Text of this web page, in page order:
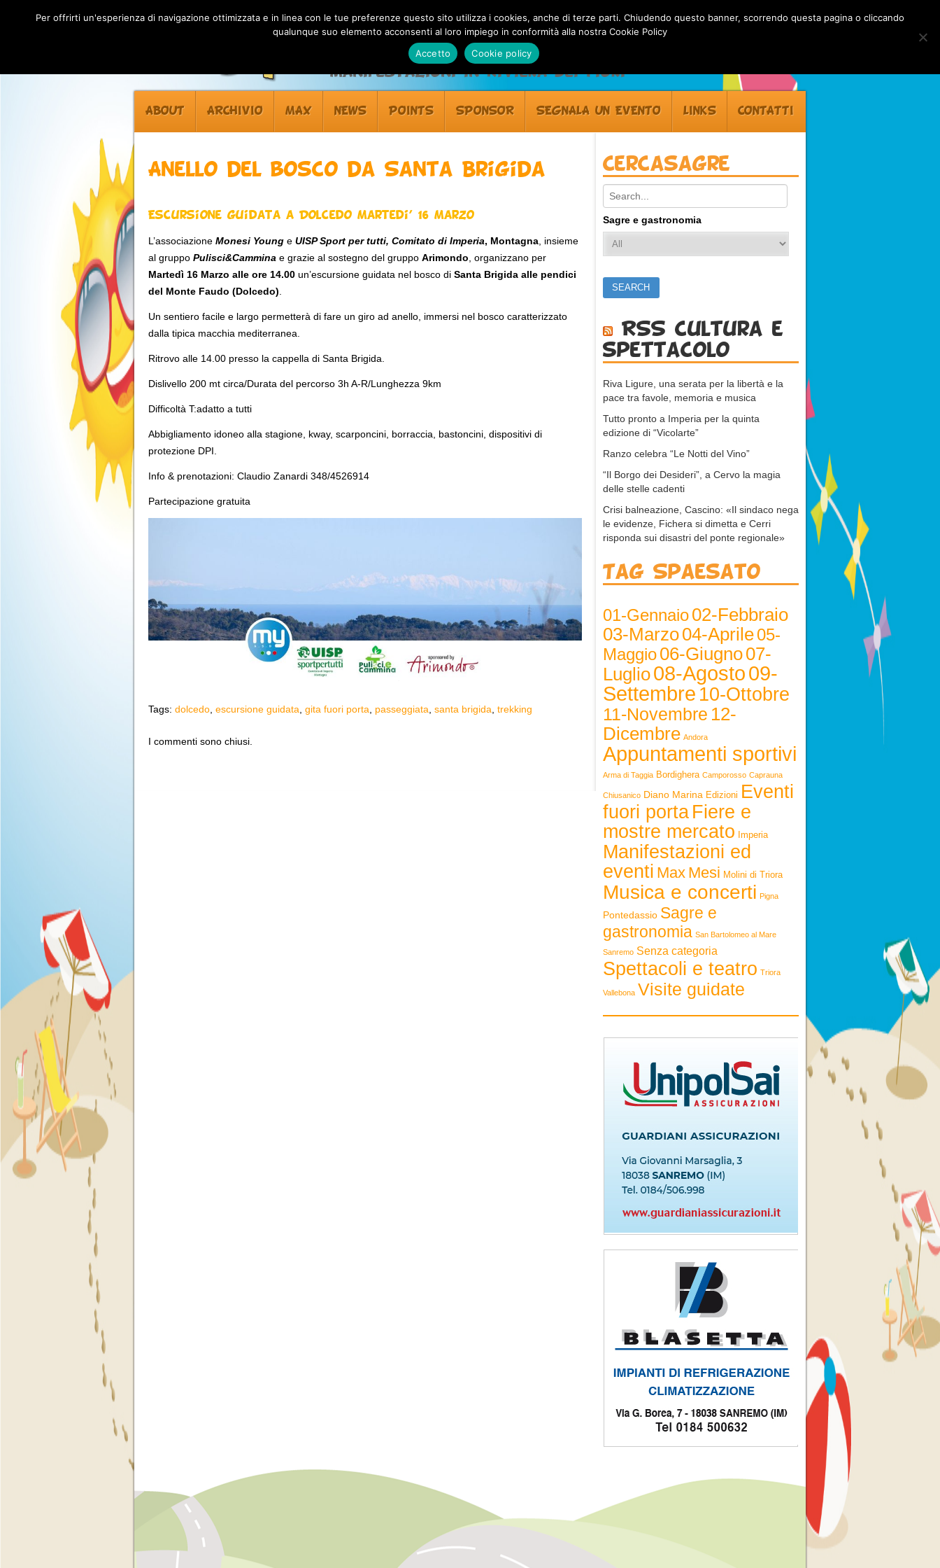
Manifestazioni in Riviera dei Fiori
ABOUT ARCHIVIO MAX NEWS POINTS SPONSOR SEGNALA UN EVENTO LINKS CONTATTI
Anello del bosco da Santa Brigida
Escursione guidata a Dolcedo Martedi’ 16 Marzo
L’associazione Monesi Young e UISP Sport per tutti, Comitato di Imperia, Montagna , insieme
al gruppo Pulisci&Cammina e grazie al sostegno del gruppo Arimondo , organizzano per
Martedì 16 Marzo alle ore 14.00 un’escursione guidata nel bosco di Santa Brigida alle pendici
del Monte Faudo (Dolcedo)
Un sentiero facile e largo permetterà di fare un giro ad anello, immersi nel bosco caratterizzato
dalla tipica macchia mediterranea.
Ritrovo alle 14.00 presso la cappella di Santa Brigida.
Dislivello 200 mt circa/Durata del percorso 3h A-R/Lunghezza 9km
Difficoltà T:adatto a tutti
Abbigliamento idoneo alla stagione, kway, scarponcini, borraccia, bastoncini, dispositivi di
protezione DPI.
Info & prenotazioni: Claudio Zanardi 348/4526914
Partecipazione gratuita
Tags: dolcedo escursione guidata gita fuori porta passeggiata santa brigida trekking
I commenti sono chiusi.
Cercasagre
Search:
Sagre e gastronomia
RSS cultura e
spettacolo
Riva Ligure, una serata per la libertà e la
pace tra favole, memoria e musica
Tutto pronto a Imperia per la quinta
edizione di “Vicolarte”
Ranzo celebra “Le Notti del Vino”
“Il Borgo dei Desideri”, a Cervo la magia
delle stelle cadenti
Crisi balneazione, Cascino: «Il sindaco nega
le evidenze, Fichera si dimetta e Cerri
risponda sui disastri del ponte regionale»
Tag Spaesato
01-Gennaio02-Febbraio
03-Marzo04-Aprile05-
Maggio06-Giugno07-
Luglio08-Agosto09-
Settembre 10-Ottobre
11-Novembre 12-
Dicembre Andora
Appuntamenti sportivi
Arma di Taggia Bordighera Camporosso Caprauna
Chiusanico Diano Marina Edizioni Eventi
fuori porta Fiere e
mostre mercato
Imperia
Manifestazioni ed
eventi Max Mesi Molini di Triora
Musica e concerti Pigna
Pontedassio Sagre e
gastronomia San Bartolomeo al Mare
Sanremo Senza categoria
Spettacoli e teatro Triora
Vallebona Visite guidate
Per offrirti un'esperienza di navigazione ottimizzata e in linea con le tue preferenze questo sito utilizza i cookies, anche di terze parti. Chiudendo questo banner, scorrendo questa pagina o cliccando
qualunque suo elemento acconsenti al loro impiego in conformità alla nostra Cookie Policy
Accetto
Cookie policy